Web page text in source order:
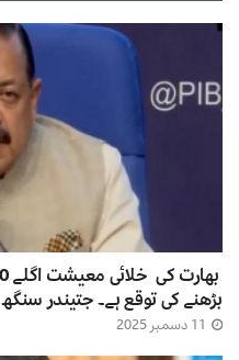
بڑھنے کی توقع ہے۔ جتیندر سنگھ